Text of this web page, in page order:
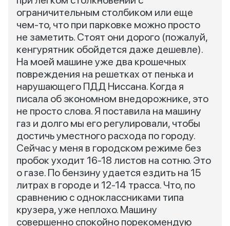
ограничительным столбиком или еще
чем-то, что при парковке можно просто
не заметить. Стоят они дорого (пожалуй,
кенгурятник обойдется даже дешевле).
На моей машине уже два крошечных
повреждения на решетках от пенька и
нарушающего ПДД Ниссана. Когда я
писала об экономном внедорожнике, это
не просто слова. Я поставила на машину
газ и долго мы его регулировали, чтобы
достичь уместного расхода по городу.
Сейчас у меня в городском режиме без
пробок уходит 16-18 листов на сотню. Это
о газе. По бензину удается ездить на 15
литрах в городе и 12-14 трасса. Что, по
сравнению с одноклассниками типа
крузера, уже неплохо. Машину
совершенно спокойно порекомендую